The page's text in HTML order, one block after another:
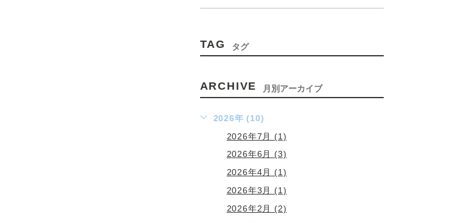
TAG タグ
ARCHIVE 月別アーカイブ
2026年 (10)
2026年7月 (1)
2026年6月 (3)
2026年4月 (1)
2026年3月 (1)
2026年2月 (2)